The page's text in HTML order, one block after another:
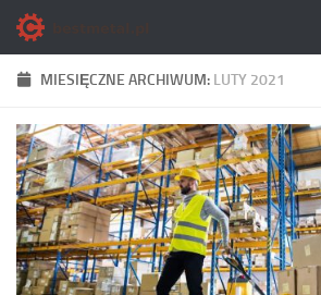
Skip to content
MIESIĘCZNE ARCHIWUM: LUTY 2021